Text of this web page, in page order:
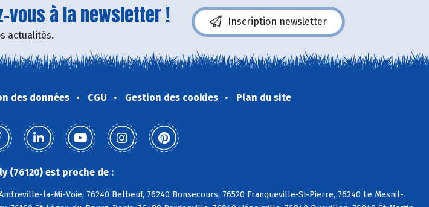
vous à la newsletter !
actualités.
Inscription newsletter
des données CGU Gestion des cookies Plan du site
(76120) est proche de :
la-Mi-Voie, 76240 Belbeuf, 76240 Bonsecours, 76520 Franqueville-St-Pierre, 76240 Le Mesnil-